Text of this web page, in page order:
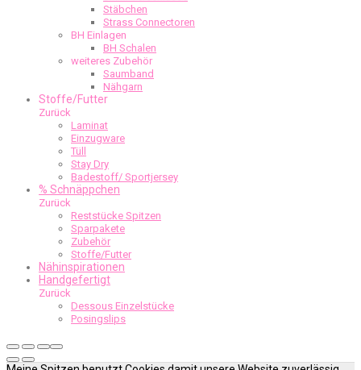
Stäbchen
Strass Connectoren
BH Einlagen
BH Schalen
weiteres Zubehör
Saumband
Nähgarn
Stoffe/Futter
Zurück
Laminat
Einzugware
Tüll
Stay Dry
Badestoff/ Sportjersey
% Schnäppchen
Zurück
Reststücke Spitzen
Sparpakete
Zubehör
Stoffe/Futter
Nähinspirationen
Handgefertigt
Zurück
Dessous Einzelstücke
Posingslips